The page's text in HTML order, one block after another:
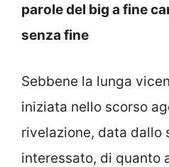
parole del big a fine
senza fine
Sebbene la lunga
iniziata nello scorso
rivelazione, data dallo
interessato, di quanto